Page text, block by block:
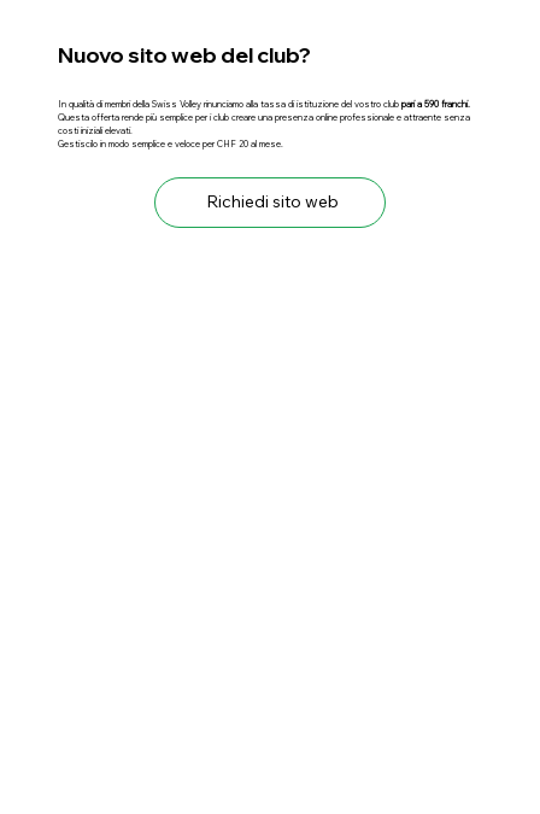
Nuovo sito web del club?
In qualità di membri della Swiss Volley rinunciamo alla tassa di istituzione del vostro club pari a 590 franchi.
Questa offerta rende più semplice per i club creare una presenza online professionale e attraente senza
costi iniziali elevati.
Gestiscilo in modo semplice e veloce per CHF 20 al mese.
Richiedi sito web